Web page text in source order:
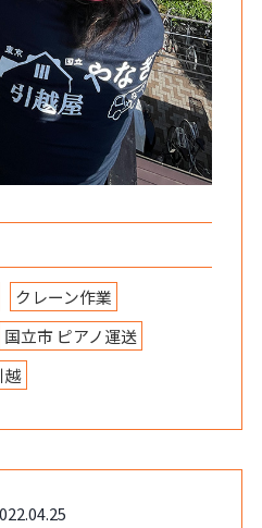
クレーン作業
国立市 ピアノ運送
越